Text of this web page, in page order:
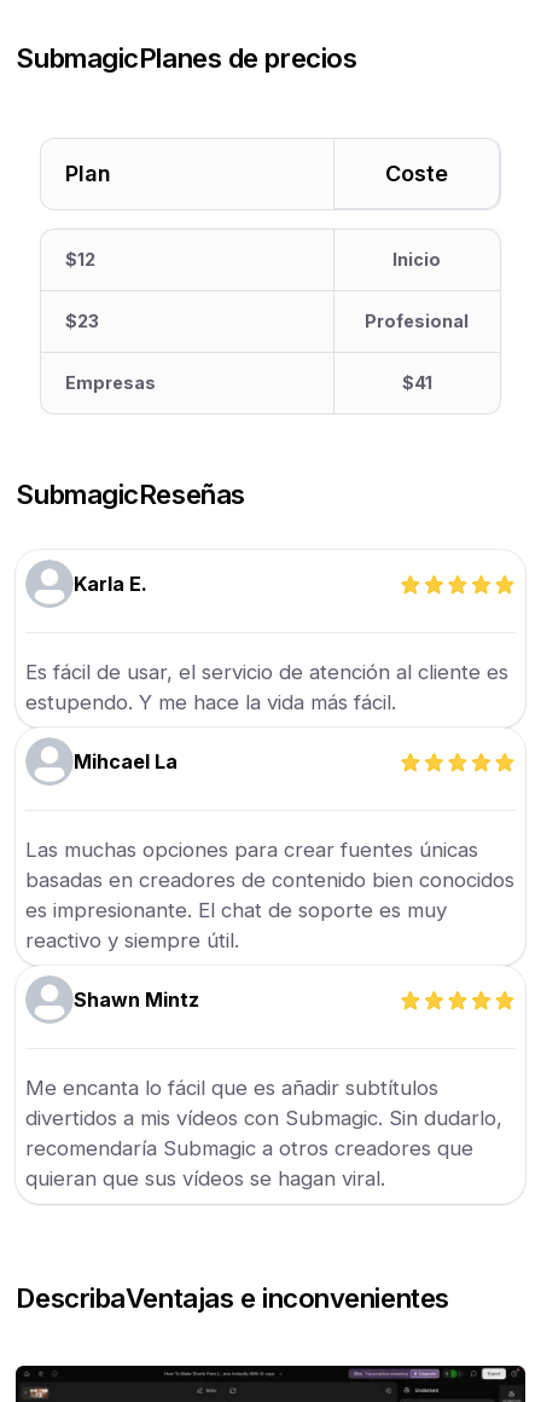
SubmagicPlanes de precios
Plan Coste
$12 Inicio
$23 Profesional
Empresas $41
SubmagicReseñas
Karla E.
Es fácil de usar, el servicio de atención al cliente es
estupendo. Y me hace la vida más fácil.
Mihcael La
Las muchas opciones para crear fuentes únicas
basadas en creadores de contenido bien conocidos
es impresionante. El chat de soporte es muy
reactivo y siempre útil.
Shawn Mintz
Me encanta lo fácil que es añadir subtítulos
divertidos a mis vídeos con Submagic. Sin dudarlo,
recomendaría Submagic a otros creadores que
quieran que sus vídeos se hagan viral.
DescribaVentajas e inconvenientes